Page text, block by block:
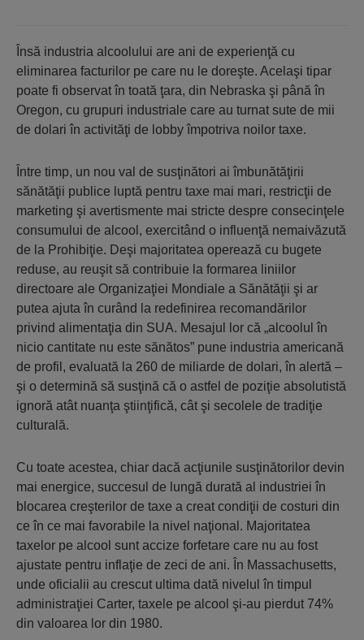
Însă industria alcoolului are ani de experienţă cu
eliminarea facturilor pe care nu le doreşte. Acelaşi tipar
poate fi observat în toată ţara, din Nebraska şi până în
Oregon, cu grupuri industriale care au turnat sute de mii
de dolari în activităţi de lobby împotriva noilor taxe.
Între timp, un nou val de susţinători ai îmbunătăţirii
sănătăţii publice luptă pentru taxe mai mari, restricţii de
marketing şi avertismente mai stricte despre consecinţele
consumului de alcool, exercitând o influenţă nemaivăzută
de la Prohibiţie. Deşi majoritatea operează cu bugete
reduse, au reuşit să contribuie la formarea liniilor
directoare ale Organizaţiei Mondiale a Sănătăţii şi ar
putea ajuta în curând la redefinirea recomandărilor
privind alimentaţia din SUA. Mesajul lor că „alcoolul în
nicio cantitate nu este sănătos” pune industria americană
de profil, evaluată la 260 de miliarde de dolari, în alertă –
şi o determină să susţină că o astfel de poziţie absolutistă
ignoră atât nuanţa ştiinţifică, cât şi secolele de tradiţie
culturală.
Cu toate acestea, chiar dacă acţiunile susţinătorilor devin
mai energice, succesul de lungă durată al industriei în
blocarea creşterilor de taxe a creat condiţii de costuri din
ce în ce mai favorabile la nivel naţional. Majoritatea
taxelor pe alcool sunt accize forfetare care nu au fost
ajustate pentru inflaţie de zeci de ani. În Massachusetts,
unde oficialii au crescut ultima dată nivelul în timpul
administraţiei Carter, taxele pe alcool şi-au pierdut 74%
din valoarea lor din 1980.